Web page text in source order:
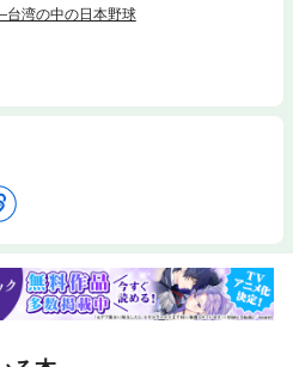
ィールド・オブ・ドリームス――甲子
で輝いた野球のDNA第三章 「国球」
章 フォルモサの才能の逆襲第五章 海
ら夢見る甲子園
湾の中の日本野球